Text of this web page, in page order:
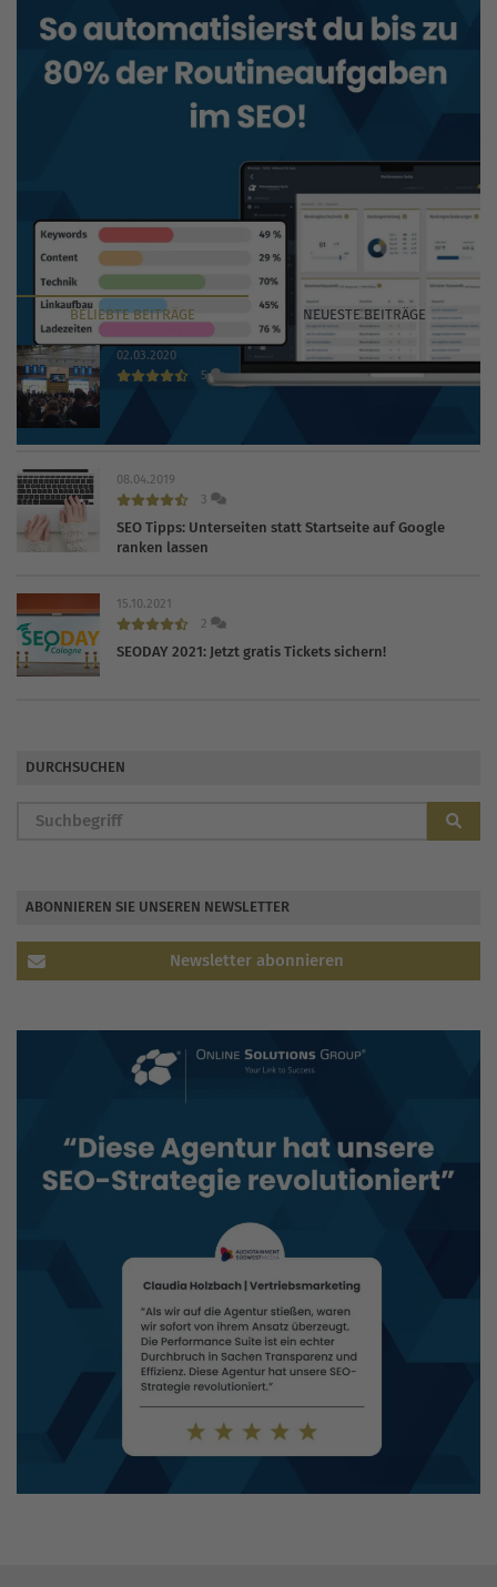
BELIEBTEBEITRÄGE NEUESTEBEITRÄGE
02.03.2020
5
08.04.2019
3
SEO Tipps: Unterseiten statt Startseite auf Google
ranken lassen
15.10.2021
2
SEODAY 2021: Jetzt gratis Tickets sichern!
DURCHSUCHEN
ABONNIEREN SIE UNSEREN NEWSLETTER
Newsletter abonnieren